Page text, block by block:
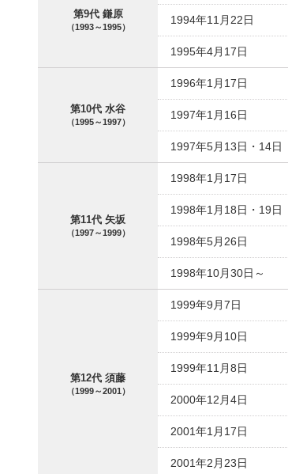
第9代 鎌原
（1993～1995）
1994年11月22日
1995年4月17日
第10代 水谷
（1995～1997）
1996年1月17日
1997年1月16日
1997年5月13日・14日
第11代 矢坂
（1997～1999）
1998年1月17日
1998年1月18日・19日
1998年5月26日
1998年10月30日～
第12代 須藤
（1999～2001）
1999年9月7日
1999年9月10日
1999年11月8日
2000年12月4日
2001年1月17日
2001年2月23日